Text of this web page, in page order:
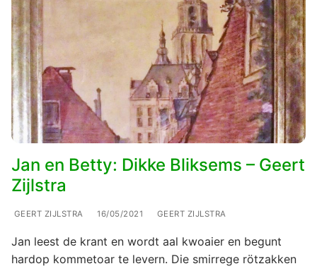
Jan en Betty: Dikke Bliksems – Geert
Zijlstra
GEERT ZIJLSTRA 16/05/2021 GEERT ZIJLSTRA
Jan leest de krant en wordt aal kwoaier en begunt
hardop kommetoar te levern. Die smirrege rötzakken